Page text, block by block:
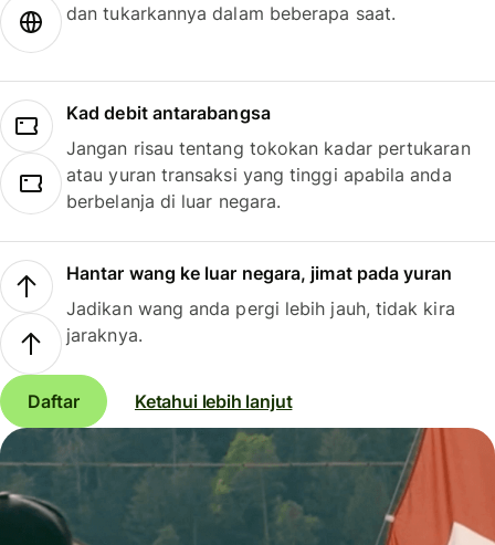
dan tukarkannya dalam beberapa saat.
Kad debit antarabangsa
Jangan risau tentang tokokan kadar pertukaran
atau yuran transaksi yang tinggi apabila anda
berbelanja di luar negara.
Hantar wang ke luar negara, jimat pada yuran
Jadikan wang anda pergi lebih jauh, tidak kira
jaraknya.
Daftar Ketahui lebih lanjut